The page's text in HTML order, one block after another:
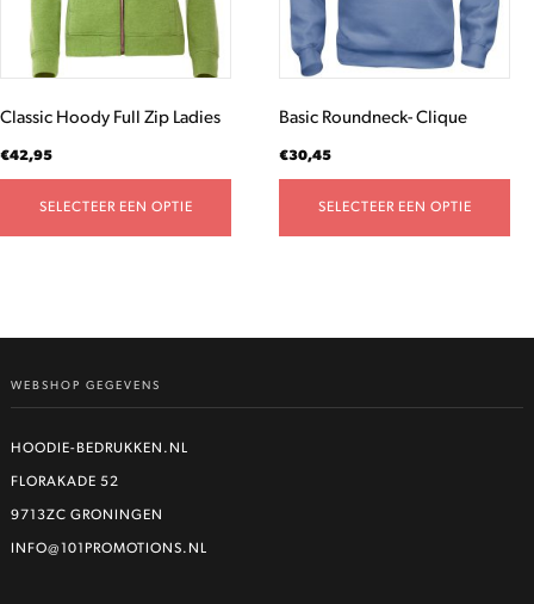
Classic Hoody Full Zip Ladies
€42,95
SELECTEER EEN OPTIE
optie
gekozen
op
de
Basic Roundneck- Clique
€30,45
SELECTEER EEN OPTIE
optie
kan
gekozen
op
de
WEBSHOP GEGEVENS
HOODIE-BEDRUKKEN.NL
FLORAKADE 52
9713ZC GRONINGEN
INFO@101PROMOTIONS.NL